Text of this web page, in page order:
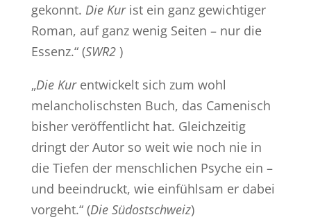
gekonnt. Die Kurist ein ganz gewichtiger
Roman, auf ganz wenig Seiten – nur die
Essenz.“ (SWR2)
„Die Kurentwickelt sich zum wohl
melancholischsten Buch, das Camenisch
bisher veröffentlicht hat. Gleichzeitig
dringt der Autor so weit wie noch nie in
die Tiefen der menschlichen Psyche ein –
und beeindruckt, wie einfühlsam er dabei
vorgeht.“ (Die Südostschweiz)